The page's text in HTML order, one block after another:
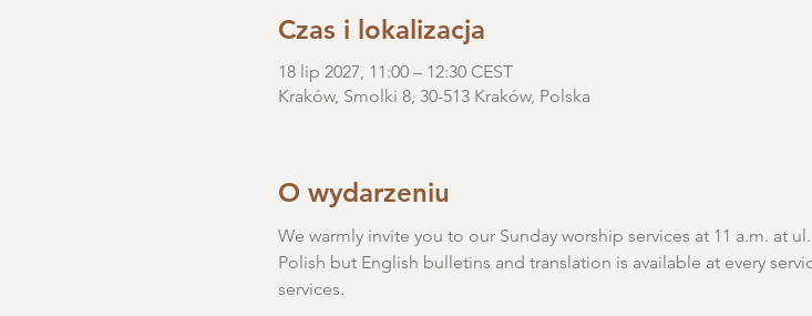
Czas i lokalizacja
18 lip 2027, 11:00 – 12:30 CEST
Kraków, Smolki 8, 30-513 Kraków, Polska
O wydarzeniu
We warmly invite you to our Sunday worship services at 11 a.m. at
Polish but English bulletins and translation is available at every
services.